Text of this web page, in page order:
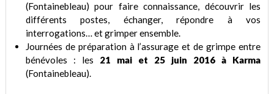
(Fontainebleau) pour faire connaissance, découvrir les
différents postes, échanger, répondre à vos
interrogations… et grimper ensemble.
Journées de préparation à l’assurage et de grimpe entre
bénévoles : les 21 mai et 25 juin 2016 à Karma
(Fontainebleau).